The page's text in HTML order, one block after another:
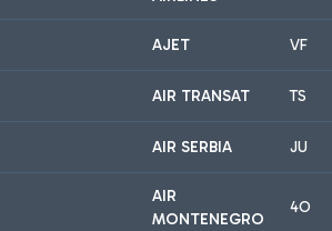
AJET VF
AIR TRANSAT TS
AIR SERBIA JU
AIR
MONTENEGRO
4O